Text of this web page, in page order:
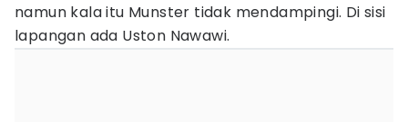
namun kala itu Munster tidak mendampingi. Di sisi
lapangan ada Uston Nawawi.